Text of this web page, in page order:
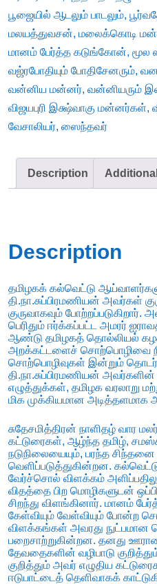
பூஜையில் ஆடலும் பாடலும்,
மலயத்துவசன், மலைக்கொடி
மானம் பேர்த்த கடுங்கோன், மூல
வஜ்ரபோதியும் போதிசேனரும்,
வன்னிய மன்னர், வன்னியரும்
விஜயபுரி இக்ஷ்வாகு மன்னர்கள்,
வேசாலியர், ஸைந்தவர்
Description
Description
தமிழகக் கல்வெட்டு
தி.நா.சுப்பிரமணியன் அவர்கள்
குருவாகவும் போற்றப்படுகிறார்.
பெரிதும் ஈர்க்கப்பட்ட அமரர்
ஆண்டு தமிழகத் தொல்லியல்
அறக்கட்டளைச் சொற்பொழிவை
சொற்பொழிவுகள் இன்றும்
தி.நா.சுப்பிரமணியன்
எழுத்துக்கள், தமிழக வரலாறு
மிக முக்கியமான
சுதேசமித்திரன் நாளிதழ் வார
கட்டுரைகள், ஆழ்ந்த தமிழ்,
நடுநிலையையும், பரந்த
வெளிப்படுத்துகின்றன.
வேர்ச்சொல் விளக்கம்
விதத்தை பிற மொழிகளுடன்
சிறந்து விளங்கினார். மானம்
கேள்வியும் வேள்வியும் போன்ற
விளக்கங்கள் அவரது நுட்பமான
பறைசாற்றுகின்றன. தனது
தேவதைகளின் வழிபாடு
குறித்தும் அவர் எழுதிய
ஈடுபாட்டைத் தெளிவாகக்